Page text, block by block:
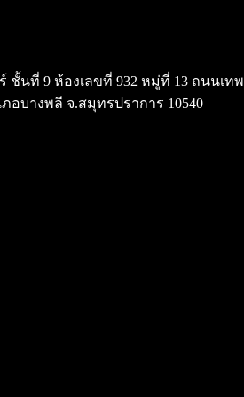
ชั้นที่ 9 ห้องเลขที่ 932 หมู่ที่ 13 ถนนเทพ
อบางพลี จ.สมุทรปราการ 10540